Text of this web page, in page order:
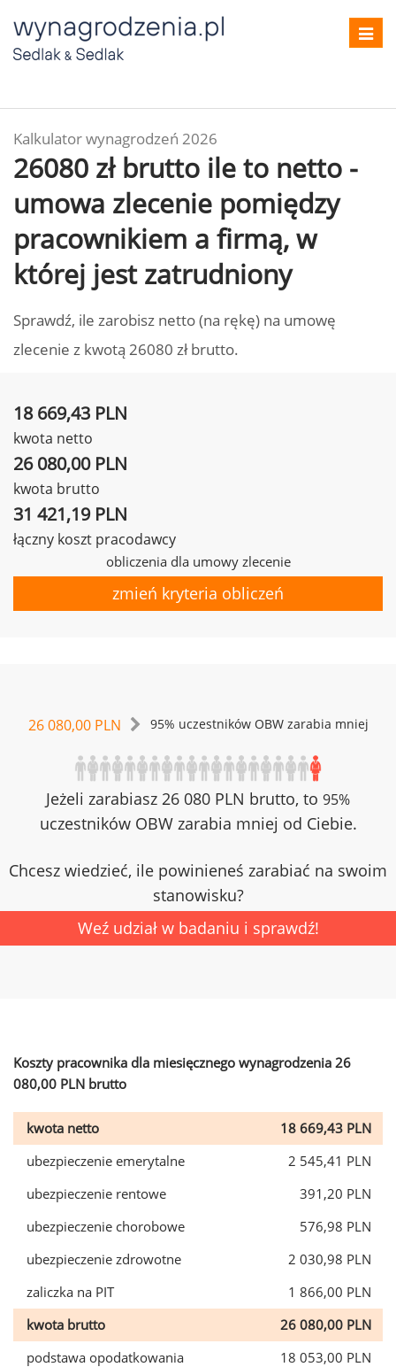
Kalkulator wynagrodzeń 2026
26080 zł brutto ile to netto -
umowa zlecenie pomiędzy
pracownikiem a firmą, w
której jest zatrudniony
Sprawdź, ile zarobisz netto (na rękę) na umowę
zlecenie z kwotą 26080 zł brutto.
18 669,43 PLN
kwota netto
26 080,00 PLN
kwota brutto
31 421,19 PLN
łączny koszt pracodawcy
obliczenia dla umowy zlecenie
zmień kryteria obliczeń
26 080,00 PLN 95% uczestników OBW zarabia mniej
Jeżeli zarabiasz 26 080 PLN brutto, to 95%
uczestników OBW zarabia mniej od Ciebie.
Chcesz wiedzieć, ile powinieneś zarabiać na swoim
stanowisku?
Weź udział w badaniu i sprawdź!
Koszty pracownika dla miesięcznego wynagrodzenia 26
080,00 PLN brutto
kwota netto
18 669,43 PLN
ubezpieczenie emerytalne
2 545,41 PLN
ubezpieczenie rentowe
391,20 PLN
ubezpieczenie chorobowe
576,98 PLN
ubezpieczenie zdrowotne
2 030,98 PLN
zaliczka na PIT
1 866,00 PLN
kwota brutto
26 080,00 PLN
podstawa opodatkowania
18 053,00 PLN